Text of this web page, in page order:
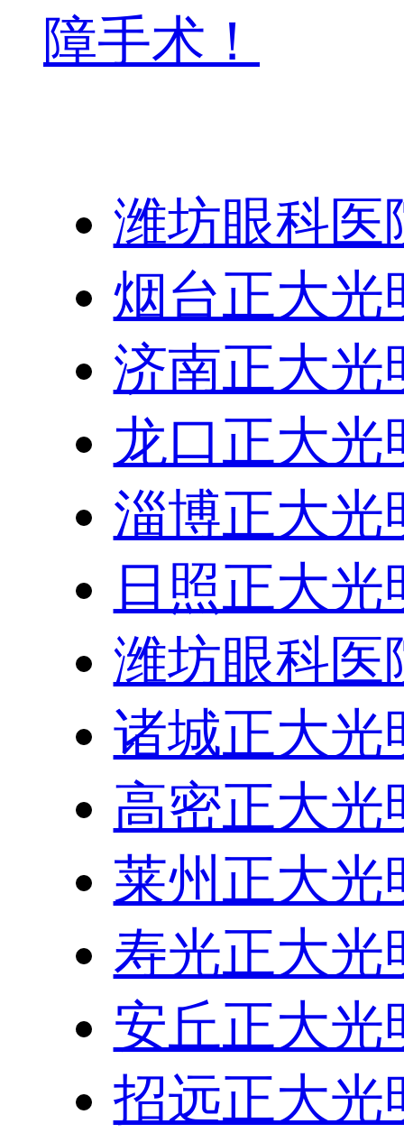
障手术！
潍坊眼科医
烟台正大光
济南正大光
龙口正大光
淄博正大光
日照正大
潍坊眼科医
诸城正大光
高密正大光
莱州正大光
寿光正大光
安丘正大光
招远正大光